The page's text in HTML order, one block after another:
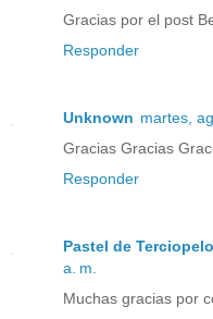
Gracias por el post
Responder
Unknown martes,
Gracias Gracias
Responder
Pastel de Terciopelo
a. m.
Muchas gracias por